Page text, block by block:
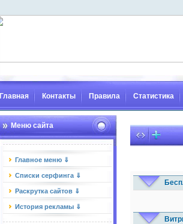
Главная Контакты Правила Статистика
Меню сайта
Главное меню ⇓
Списки серфинга ⇓
Раскрутка сайтов ⇓
История рекламы ⇓